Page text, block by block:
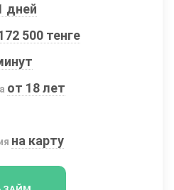
дней
500 тенге
от 18 лет
на карту